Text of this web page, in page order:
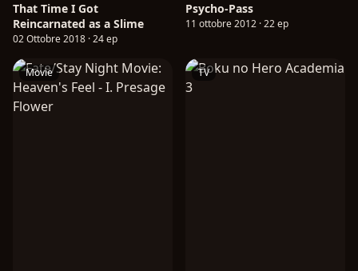
That Time I Got
Reincarnated as a Slime
02 Ottobre 2018 · 24 ep
Psycho-Pass
11 ottobre 2012 · 22 ep
Movie TV